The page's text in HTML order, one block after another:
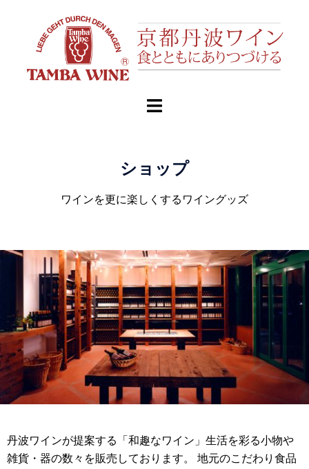
ショップ
ワインを更に楽しくするワイングッズ
丹波ワインが提案する「和趣なワイン」生活を彩る小物や
雑貨・器の数々を販売しております。 地元のこだわり食品